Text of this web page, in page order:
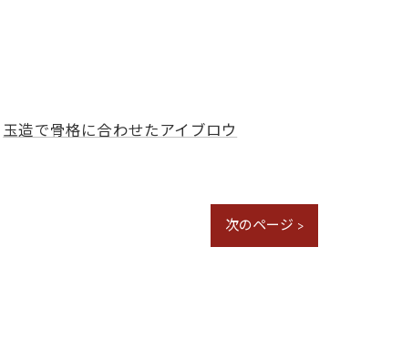
玉造で骨格に合わせたアイブロウ
次のページ >